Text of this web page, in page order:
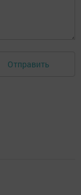
Отправить